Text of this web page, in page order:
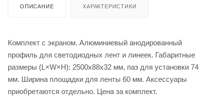
ОПИСАНИЕ ХАРАКТЕРИСТИКИ
Комплект с экраном. Алюминиевый анодированный
профиль для светодиодных лент и линеек. Габаритные
размеры (L×W×H): 2500x88x32 мм, паз для установки 74
мм. Ширина площадки для ленты 60 мм. Аксессуары
приобретаются отдельно. Цена за комплект.